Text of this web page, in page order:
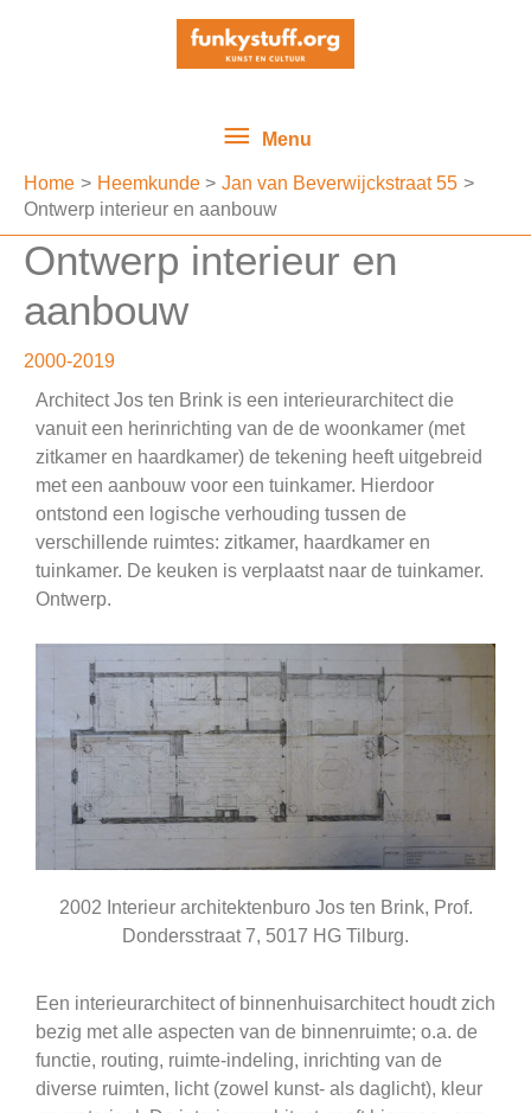
Menu
Menu
Home Heemkunde
Jan van Beverwijckstraat 55
Ontwerp interieur en aanbouw
Ontwerp interieur en
aanbouw
2000-2019
Architect Jos ten Brink is een interieurarchitect die
vanuit een herinrichting van de de woonkamer (met
zitkamer en haardkamer) de tekening heeft uitgebreid
met een aanbouw voor een tuinkamer. Hierdoor
ontstond een logische verhouding tussen de
verschillende ruimtes: zitkamer, haardkamer en
tuinkamer. De keuken is verplaatst naar de tuinkamer.
Ontwerp.
2002 Interieur architektenburo Jos ten Brink, Prof.
Dondersstraat 7, 5017 HG Tilburg.
Een interieurarchitect of binnenhuisarchitect houdt zich
bezig met alle aspecten van de binnenruimte; o.a. de
functie, routing, ruimte-indeling, inrichting van de
diverse ruimten, licht (zowel kunst- als daglicht), kleur